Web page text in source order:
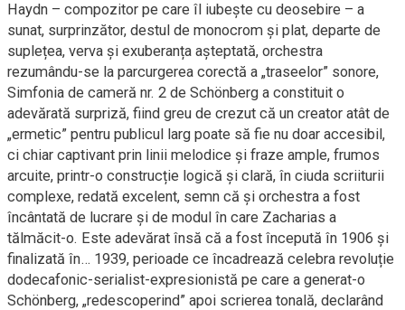
Haydn – compozitor pe care îl iubește cu deosebire – a
sunat, surprinzător, destul de monocrom și plat, departe de
suplețea, verva și exuberanța așteptată, orchestra
rezumându-se la parcurgerea corectă a „traseelor” sonore,
Simfonia de cameră nr. 2 de Schönberg a constituit o
adevărată surpriză, fiind greu de crezut că un creator atât de
„ermetic” pentru publicul larg poate să fie nu doar accesibil,
ci chiar captivant prin linii melodice și fraze ample, frumos
arcuite, printr-o construcție logică și clară, în ciuda scriiturii
complexe, redată excelent, semn că și orchestra a fost
încântată de lucrare și de modul în care Zacharias a
tălmăcit-o. Este adevărat însă că a fost începută în 1906 și
finalizată în… 1939, perioade ce încadrează celebra revoluție
dodecafonic-serialist-expresionistă pe care a generat-o
Schönberg, „redescoperind” apoi scrierea tonală, declarând